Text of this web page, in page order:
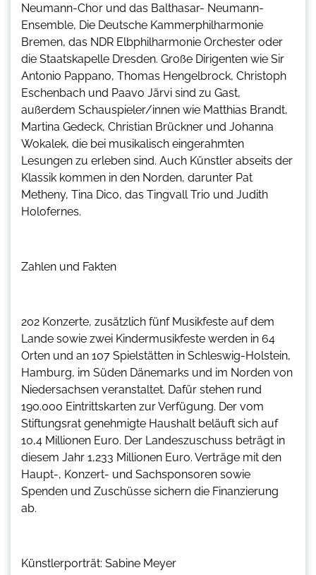
Neumann-Chor und das Balthasar- Neumann-
Ensemble, Die Deutsche Kammerphilharmonie
Bremen, das NDR Elbphilharmonie Orchester oder
die Staatskapelle Dresden. Große Dirigenten wie Sir
Antonio Pappano, Thomas Hengelbrock, Christoph
Eschenbach und Paavo Järvi sind zu Gast,
außerdem Schauspieler/innen wie Matthias Brandt,
Martina Gedeck, Christian Brückner und Johanna
Wokalek, die bei musikalisch eingerahmten
Lesungen zu erleben sind. Auch Künstler abseits der
Klassik kommen in den Norden, darunter Pat
Metheny, Tina Dico, das Tingvall Trio und Judith
Holofernes.
Zahlen und Fakten
202 Konzerte, zusätzlich fünf Musikfeste auf dem
Lande sowie zwei Kindermusikfeste werden in 64
Orten und an 107 Spielstätten in Schleswig-Holstein,
Hamburg, im Süden Dänemarks und im Norden von
Niedersachsen veranstaltet. Dafür stehen rund
190.000 Eintrittskarten zur Verfügung. Der vom
Stiftungsrat genehmigte Haushalt beläuft sich auf
10,4 Millionen Euro. Der Landeszuschuss beträgt in
diesem Jahr 1,233 Millionen Euro. Verträge mit den
Haupt-, Konzert- und Sachsponsoren sowie
Spenden und Zuschüsse sichern die Finanzierung
ab.
Künstlerporträt: Sabine Meyer